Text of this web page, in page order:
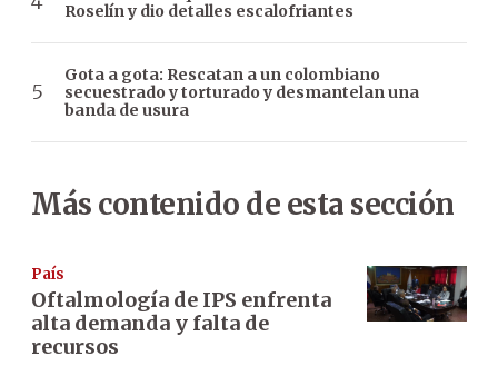
Roselín y dio detalles escalofriantes
Gota a gota: Rescatan a un colombiano
secuestrado y torturado y desmantelan una
banda de usura
Más contenido de esta sección
País
Oftalmología de IPS enfrenta
alta demanda y falta de
recursos